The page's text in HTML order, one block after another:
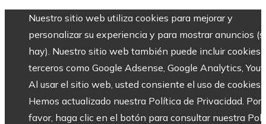
Nuestro sitio web utiliza cookies para mejorar y
personalizar su experiencia y para mostrar anuncios
hay). Nuestro sitio web también puede incluir cookies
terceros como Google Adsense, Google Analytics,
Al usar el sitio web, usted consiente el uso de cookies.
Hemos actualizado nuestra Política de Privacidad. Por
favor, haga clic en el botón para consultar nuestra